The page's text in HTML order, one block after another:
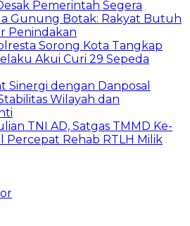
Pemerintah Segera
Gunung Botak: Rakyat Butuh
Penindakan
Sorong Kota Tangkap
Akui Curi 29 Sepeda
Sinergi dengan Danposal
Wilayah dan
TNI AD, Satgas TMMD Ke-
Percepat Rehab RTLH Milik